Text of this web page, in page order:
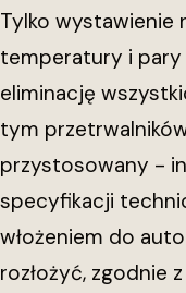
Tylko wystawienie
temperatury i
eliminację
tym
przystosowany -
specyfikacji
włożeniem do
rozłożyć, zgodnie